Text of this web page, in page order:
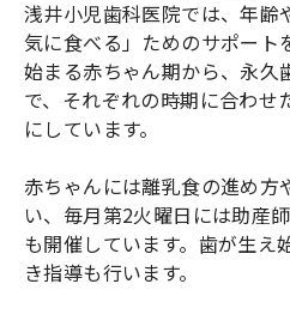
浅井小児歯科医院では、年齢
気に食べる」ためのサポート
始まる赤ちゃん期から、永久
で、それぞれの時期に合わせ
にしています。
赤ちゃんには離乳食の進め方
い、毎月第2火曜日には助産
も開催しています。歯が生え
き指導も行います。